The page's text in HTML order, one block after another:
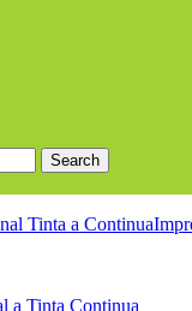
Search
Tinta a Continua
a Tinta Continua